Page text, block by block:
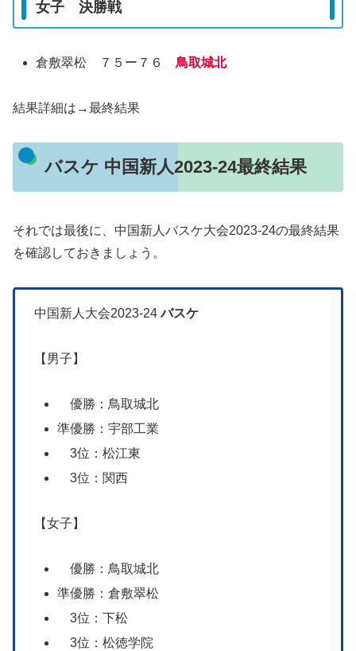
女子 決勝戦
倉敷翠松 ７５ー７６鳥取城北
結果詳細は→最終結果
バスケ 中国新人2023-24最終結果
それでは最後に、中国新人バスケ大会2023-24の最終結果
を確認しておきましょう。
中国新人大会2023-24バスケ
【男子】
優勝：鳥取城北
準優勝：宇部工業
3位：松江東
3位：関西
【女子】
優勝：鳥取城北
準優勝：倉敷翠松
3位：下松
3位：松徳学院